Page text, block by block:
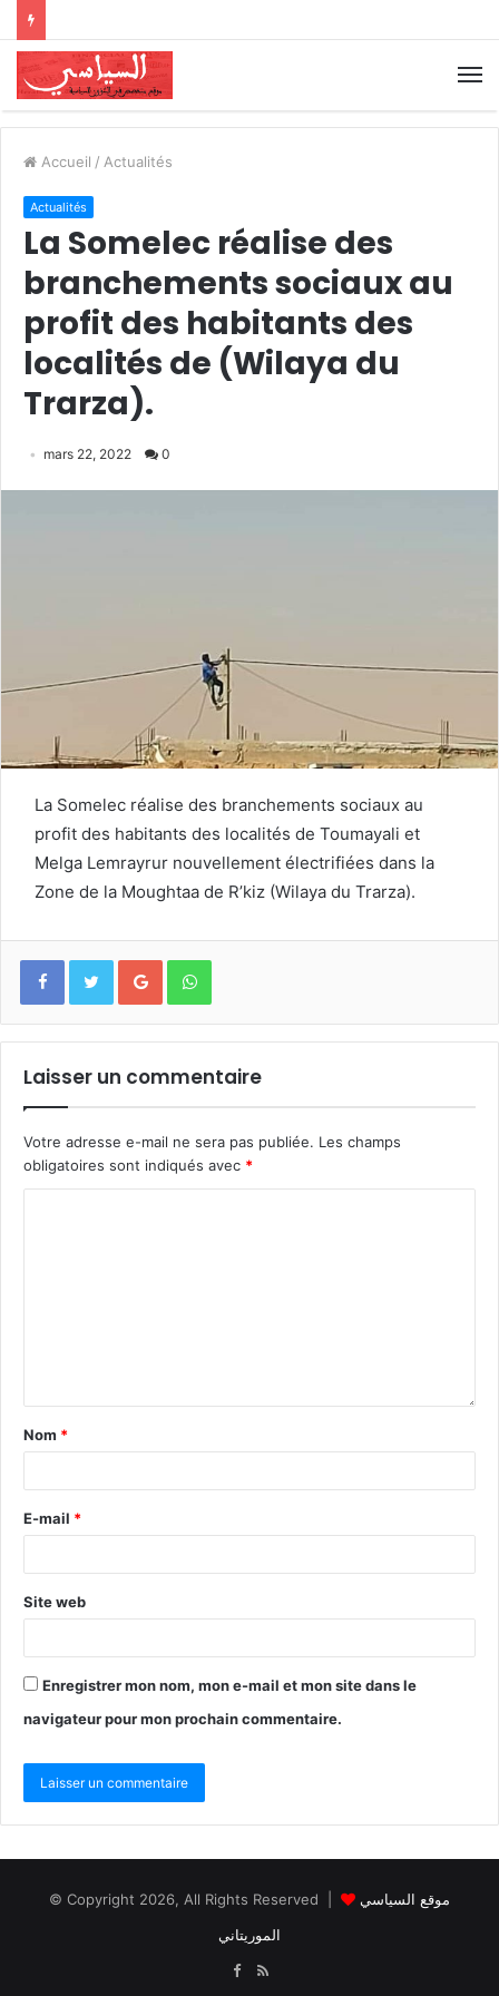
Accueil / Actualités
Actualités
La Somelec réalise des
branchements sociaux au
profit des habitants des
localités de (Wilaya du
Trarza).
mars 22, 2022 0
La Somelec réalise des branchements sociaux au
profit des habitants des localités de Toumayali et
Melga Lemrayrur nouvellement électrifiées dans la
Zone de la Moughtaa de R’kiz (Wilaya du Trarza).
Google+WhatsApp
Laisser un commentaire
Votre adresse e-mail ne sera pas publiée. Les champs
obligatoires sont indiqués avec *
Nom *
E-mail *
Site web
Enregistrer mon nom, mon e-mail et mon site dans le
navigateur pour mon prochain commentaire.
© Copyright 2026, All Rights Reserved |
موقع السياسي
الموريتاني